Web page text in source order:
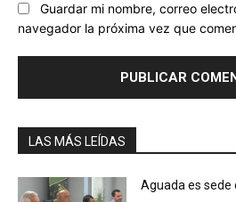
Guardar mi nombre, correo
navegador la próxima vez que
LAS MÁS LEÍDAS
Aguada es sede